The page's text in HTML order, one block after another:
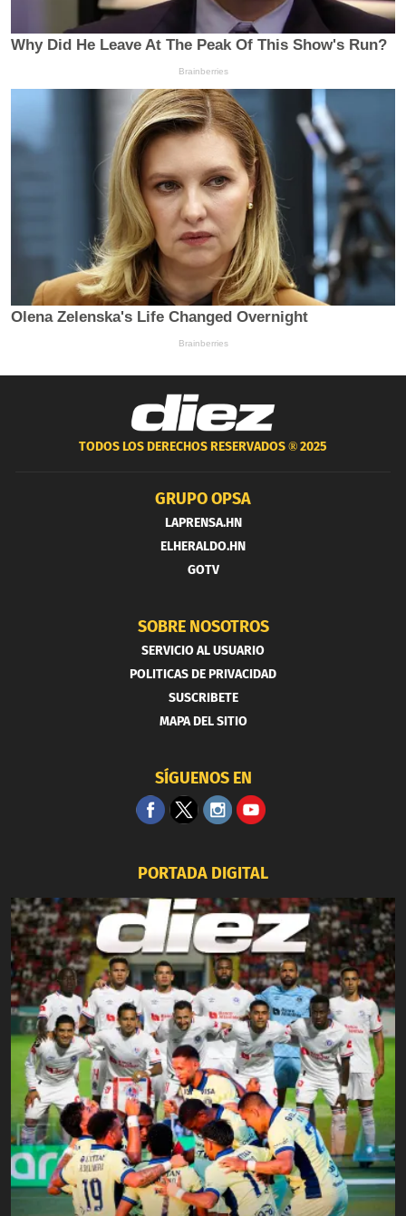
TODOS LOS DERECHOS RESERVADOS ®2025
GRUPO OPSA
LAPRENSA.HN
ELHERALDO.HN
GOTV
SOBRE NOSOTROS
SERVICIO AL USUARIO
POLITICAS DE PRIVACIDAD
SUSCRIBETE
MAPA DEL SITIO
SÍGUENOS EN
PORTADA DIGITAL